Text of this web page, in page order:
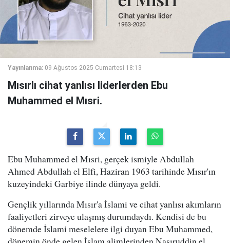
Yayınlanma: 09 Ağustos 2025 Cumartesi 18:13
Mısırlı cihat yanlısı liderlerden Ebu
Muhammed el Mısri.
Ebu Muhammed el Mısri, gerçek ismiyle Abdullah
Ahmed Abdullah el Elfi, Haziran 1963 tarihinde Mısır'ın
kuzeyindeki Garbiye ilinde dünyaya geldi.
Gençlik yıllarında Mısır'a İslami ve cihat yanlısı akımların
faaliyetleri zirveye ulaşmış durumdaydı. Kendisi de bu
dönemde İslami meselelere ilgi duyan Ebu Muhammed,